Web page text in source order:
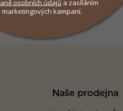
Naše prodejna
osobních údajů a zasíláním
marketingových kampaní.